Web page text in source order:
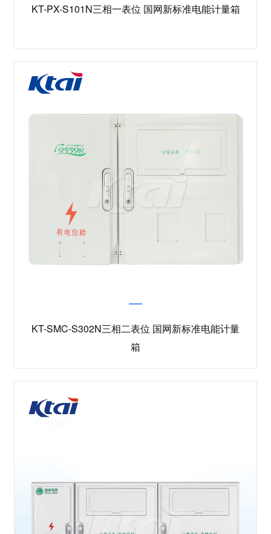
KT-PX-S101N三相一表位 国网新标准电能计量箱
KT-SMC-S302N三相二表位 国网新标准电能计量
箱